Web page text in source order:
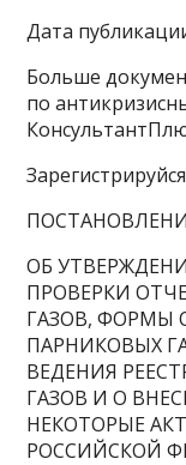
Дата
Больше
по
ПОСТАНОВЛЕНИЕ
ОБ
ПРОВЕРКИ
ГАЗОВ, ФОРМЫ
ПАРНИКОВЫХ
ВЕДЕНИЯ
ГАЗОВ И О
НЕКОТОРЫЕ
РОССИЙСКОЙ